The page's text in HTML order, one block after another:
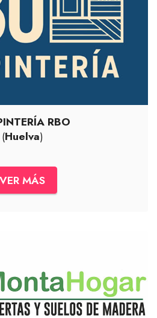
RBO
(Huelva)
VER MÁS